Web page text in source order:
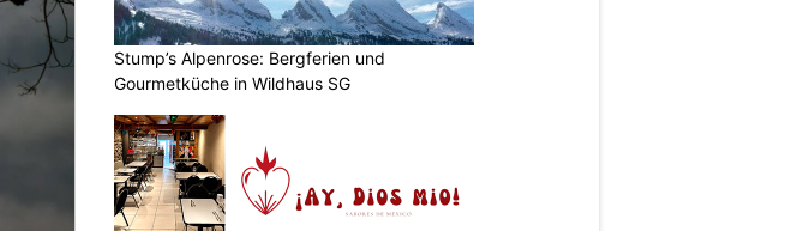
Stump’s Alpenrose: Bergferien und
Gourmetküche in Wildhaus SG